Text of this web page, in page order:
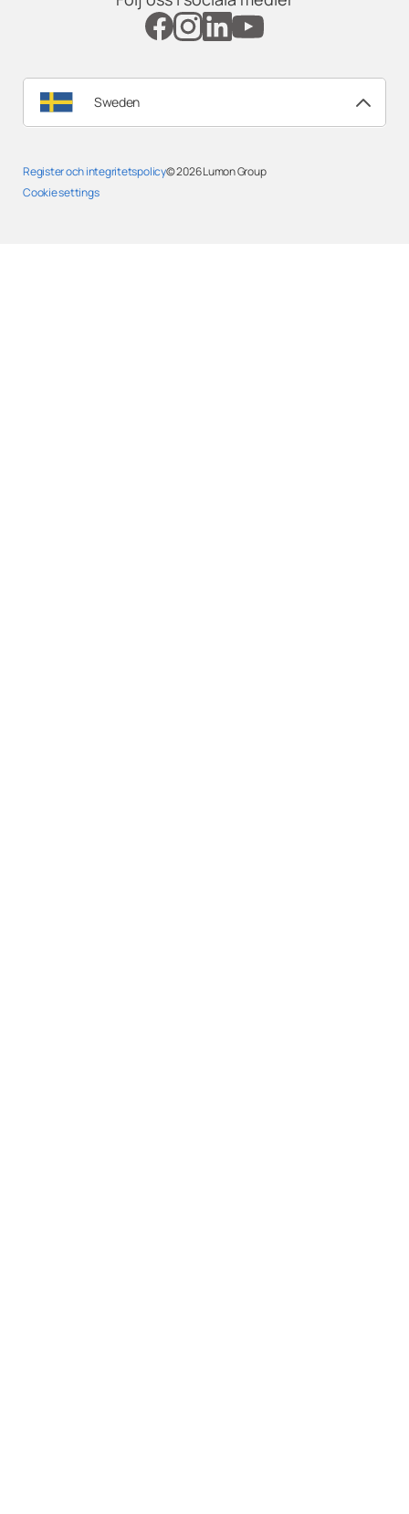
Sweden
Register och integritetspolicy
Cookie settings
© 2026Lumon Group